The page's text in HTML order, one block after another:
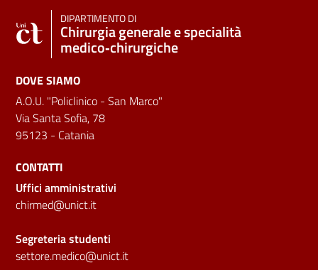
DIPARTIMENTO DI
Chirurgia generale e specialità
medico‑chirurgiche
DOVE SIAMO
A.O.U. "Policlinico - San Marco"
Via Santa Sofia, 78
95123 - Catania
CONTATTI
Uffici amministrativi
chirmed@unict.it
Segreteria studenti
settore.medico@unict.it